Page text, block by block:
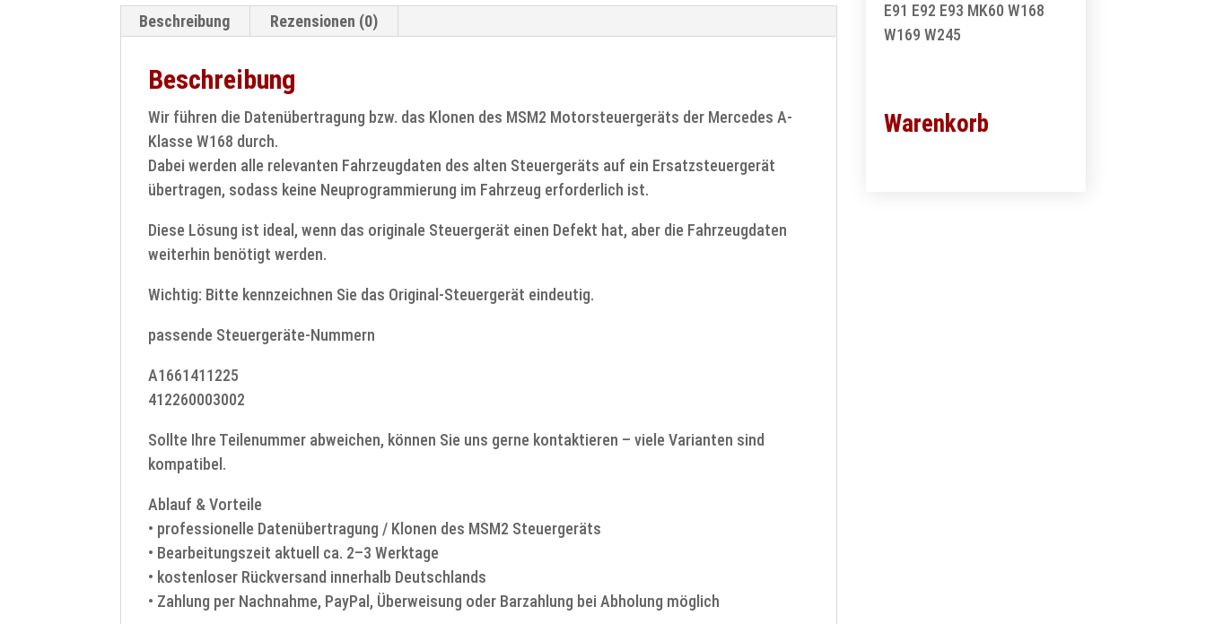
–
Datenübertragung
Beschreibung Rezensionen (0)
Beschreibung
Wir führen die Datenübertragung bzw. das Klonen des MSM2 Motorsteuergeräts der Mercedes A-
Klasse W168 durch.
Dabei werden alle relevanten Fahrzeugdaten des alten Steuergeräts auf ein Ersatzsteuergerät
übertragen, sodass keine Neuprogrammierung im Fahrzeug erforderlich ist.
Diese Lösung ist ideal, wenn das originale Steuergerät einen Defekt hat, aber die Fahrzeugdaten
weiterhin benötigt werden.
Wichtig: Bitte kennzeichnen Sie das Original-Steuergerät eindeutig.
passende Steuergeräte-Nummern
A1661411225
412260003002
Sollte Ihre Teilenummer abweichen, können Sie uns gerne kontaktieren – viele Varianten sind
kompatibel.
Ablauf & Vorteile
• professionelle Datenübertragung / Klonen des MSM2 Steuergeräts
• Bearbeitungszeit aktuell ca. 2–3 Werktage
• kostenloser Rückversand innerhalb Deutschlands
• Zahlung per Nachnahme, PayPal, Überweisung oder Barzahlung bei Abholung möglich
E91 E92 E93 MK60 W168
W169 W245
Warenkorb